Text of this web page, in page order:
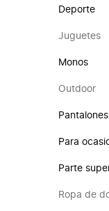
Deporte
Juguetes
Monos
Outdoor
Para
Parte
Ropa de